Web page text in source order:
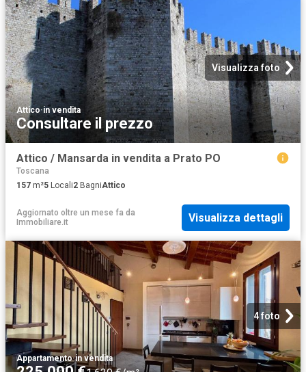
Visualizza foto
Attico·in vendita
Consultare il prezzo
Attico / Mansarda in vendita a Prato PO
Toscana
157 m²5 Locali2 BagniAttico
Aggiornato oltre un mese fa da
Immobiliare.it
Visualizza dettagli
4 foto
Appartamento·in vendita